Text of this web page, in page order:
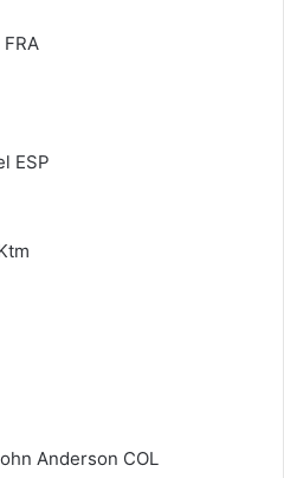
ESP
Anderson COL